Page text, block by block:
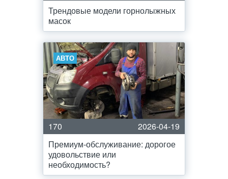
Трендовые модели горнолыжных
масок
АВТО
170
2026-04-19
Премиум-обслуживание: дорогое
удовольствие или
необходимость?